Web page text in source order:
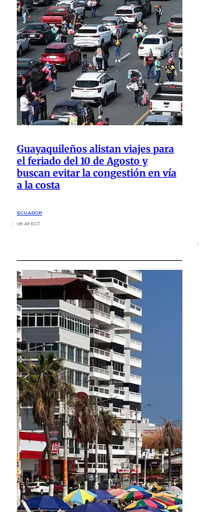
Guayaquileños alistan viajes para
el feriado del 10 de Agosto y
buscan evitar la congestión en vía
a la costa
ECUADOR
09:49 ECT